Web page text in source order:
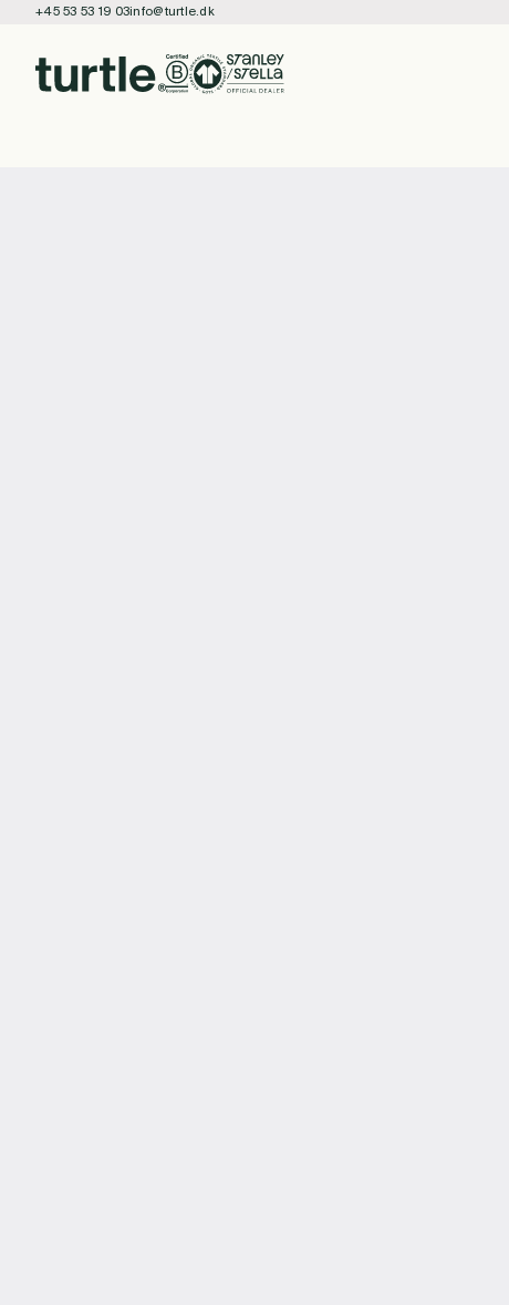
+45 53 53 19 03info@turtle.dk